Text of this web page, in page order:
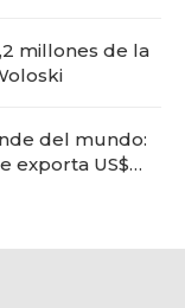
millones de la
del mundo:
exporta US$